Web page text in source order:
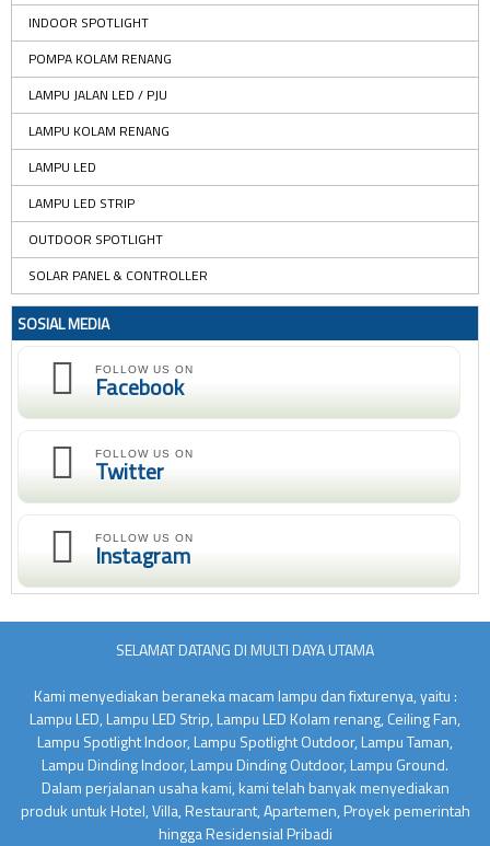
INDOOR SPOTLIGHT
POMPA KOLAM RENANG
LAMPU JALAN LED / PJU
LAMPU KOLAM RENANG
LAMPU LED
LAMPU LED STRIP
OUTDOOR SPOTLIGHT
SOLAR PANEL & CONTROLLER
SOSIAL MEDIA
FOLLOW US ON
Facebook
FOLLOW US ON
Twitter
FOLLOW US ON
Instagram
SELAMAT DATANG DI MULTI DAYA UTAMA
Kami menyediakan beraneka macam lampu dan fixturenya, yaitu :
Lampu LED, Lampu LED Strip, Lampu LED Kolam renang, Ceiling Fan,
Lampu Spotlight Indoor, Lampu Spotlight Outdoor, Lampu Taman,
Lampu Dinding Indoor, Lampu Dinding Outdoor, Lampu Ground.
Dalam perjalanan usaha kami, kami telah banyak menyediakan
produk untuk Hotel, Villa, Restaurant, Apartemen, Proyek pemerintah
hingga Residensial Pribadi